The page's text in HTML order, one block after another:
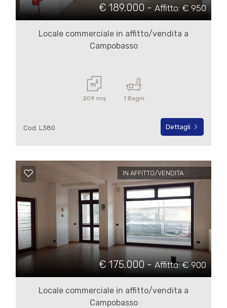
€ 189.000 -Affitto: € 950
Locale commerciale in affitto/vendita a
Campobasso
209 mq 1 Bagni
Cod. L380 Dettagli
IN AFFITTO/VENDITA
€ 175.000 -Affitto: € 900
Locale commerciale in affitto/vendita a
Campobasso
mq
Locali
minimi